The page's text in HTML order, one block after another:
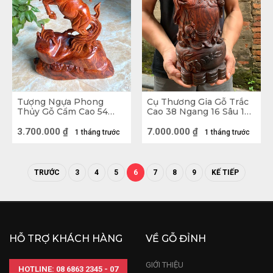
Tượng Gỗ Gia Cát Lượng Khổng Minh
Tượng Ngựa Phong
Thủy Gỗ Cẩm Cao 54
6kg
1 tháng trước
3.700.000 ₫
Cụ Thương Gia Gỗ Trắc
Cao 38 Ngang 16 Sâu 14
1 tháng trước
7.000.000 ₫
TRƯỚC 3 4 5 6 7 8 9 KẾ TIẾP
HỖ TRỢ KHÁCH HÀNG
HOTLINE: 08 6863 2345 - 07
VỀ GỖ ĐỈNH
GIỚI THIỆU